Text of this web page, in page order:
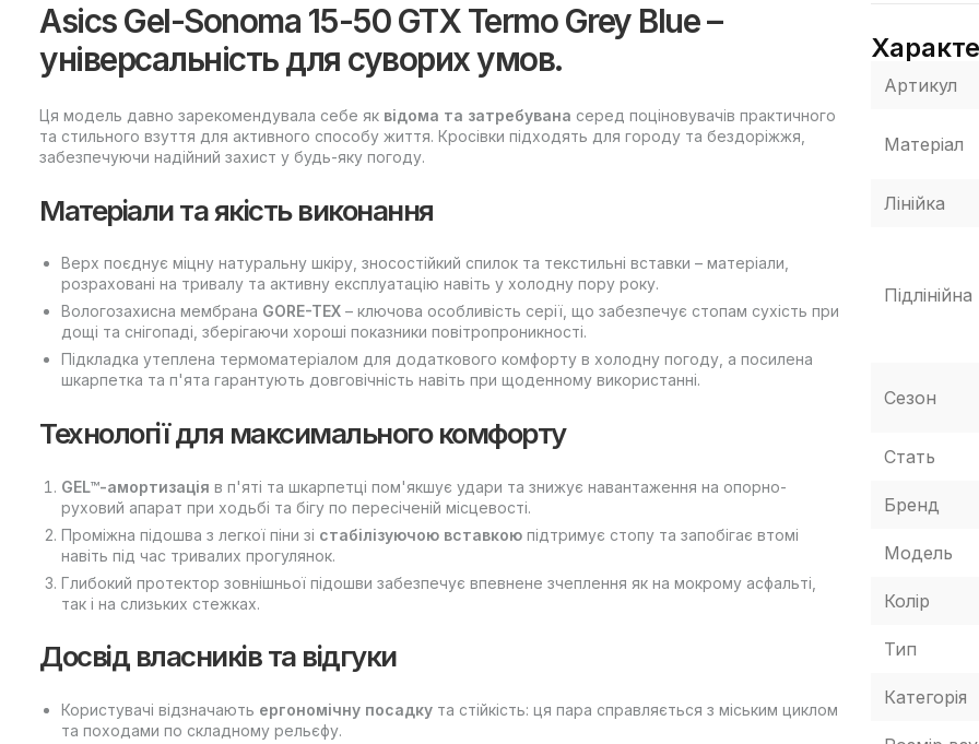
Asics Gel-Sonoma 15-50 GTX Termo Grey Blue –
універсальність для суворих умов.
Ця модель давно зарекомендувала себе як відома та затребувана серед поціновувачів практичного
та стильного взуття для активного способу життя. Кросівки підходять для городу та бездоріжжя,
забезпечуючи надійний захист у будь-яку погоду.
Матеріали та якість виконання
Верх поєднує міцну натуральну шкіру, зносостійкий спилок та текстильні вставки – матеріали,
розраховані на тривалу та активну експлуатацію навіть у холодну пору року.
Вологозахисна мембрана GORE-TEX – ключова особливість серії, що забезпечує стопам сухість при
дощі та снігопаді, зберігаючи хороші показники повітропроникності.
Підкладка утеплена термоматеріалом для додаткового комфорту в холодну погоду, а посилена
шкарпетка та п'ята гарантують довговічність навіть при щоденному використанні.
Технології для максимального комфорту
GEL™-амортизація в п'яті та шкарпетці пом'якшує удари та знижує навантаження на опорно-
руховий апарат при ходьбі та бігу по пересіченій місцевості.
Проміжна підошва з легкої піни зі стабілізуючою вставкою підтримує стопу та запобігає втомі
навіть під час тривалих прогулянок.
Глибокий протектор зовнішньої підошви забезпечує впевнене зчеплення як на мокрому асфальті,
так і на слизьких стежках.
Досвід власників та відгуки
Користувачі відзначають ергономічну посадку та стійкість: ця пара справляється з міським циклом
та походами по складному рельєфу.
Артикул
Матеріал
Лінійка
Підлінійна
Сезон
Стать
Бренд
Модель
Колір
Тип
Категорія